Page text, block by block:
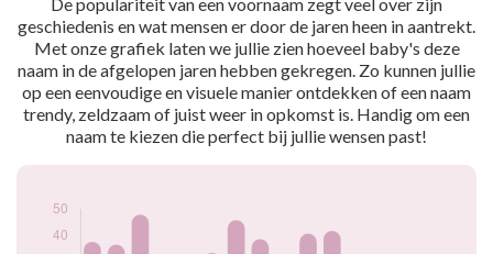
geschiedenis en wat mensen er door de jaren heen in aantrekt.
Met onze grafiek laten we jullie zien hoeveel baby's deze
naam in de afgelopen jaren hebben gekregen. Zo kunnen jullie
op een eenvoudige en visuele manier ontdekken of een naam
trendy, zeldzaam of juist weer in opkomst is. Handig om een
naam te kiezen die perfect bij jullie wensen past!
2011
37
2012
48
2013
30
2014
30
2015
34
46
2019
2020
42